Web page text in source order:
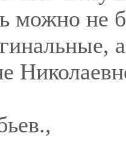
можно не
,